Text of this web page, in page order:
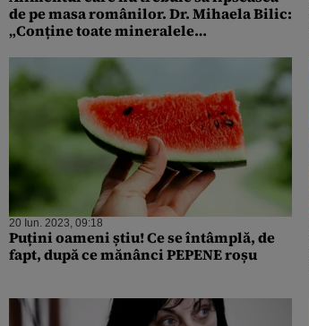
de pe masa românilor. Dr. Mihaela Bilic:
„Conține toate mineralele
20 Iun. 2023, 09:18
Puțini oameni știu! Ce se întâmplă, de
fapt, după ce mănânci PEPENE roșu